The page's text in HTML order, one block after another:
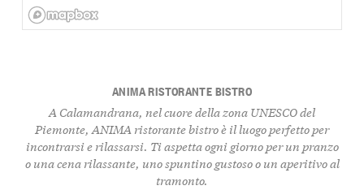
ANIMA RISTORANTE BISTRO
A Calamandrana, nel cuore della zona UNESCO del
Piemonte, ANIMA ristorante bistro è il luogo perfetto per
incontrarsi e rilassarsi. Ti aspetta ogni giorno per un pranzo
o una cena rilassante, uno spuntino gustoso o un aperitivo al
tramonto.